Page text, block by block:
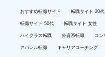
おすすめ転職サイト 転職サイト 20代
転職サイト 50代 転職サイト 女性
ハイクラス転職 外資系転職 コン
アパレル転職 キャリアコーチング